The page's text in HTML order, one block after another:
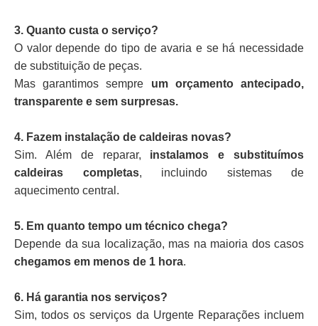
3. Quanto custa o serviço?
O valor depende do tipo de avaria e se há necessidade
de substituição de peças.
Mas garantimos sempre um orçamento antecipado,
transparente e sem surpresas.
4. Fazem instalação de caldeiras novas?
Sim. Além de reparar, instalamos e substituímos
caldeiras completas, incluindo sistemas de
aquecimento central.
5. Em quanto tempo um técnico chega?
Depende da sua localização, mas na maioria dos casos
chegamos em menos de 1 hora.
6. Há garantia nos serviços?
Sim, todos os serviços da Urgente Reparações incluem